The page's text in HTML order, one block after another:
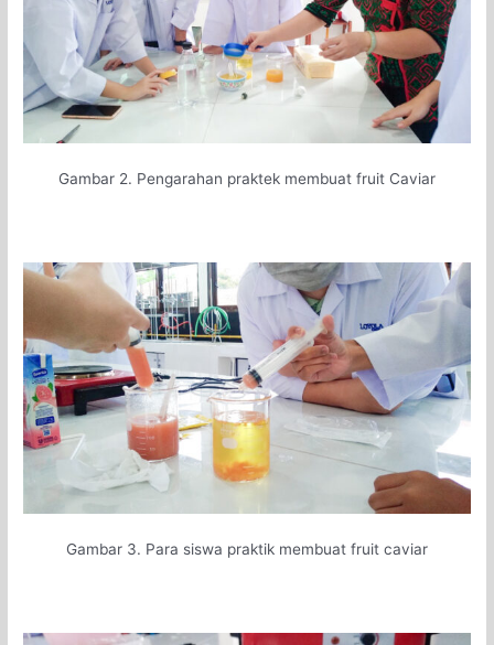
Gambar 2. Pengarahan praktek membuat fruit Caviar
Gambar 3. Para siswa praktik membuat fruit caviar